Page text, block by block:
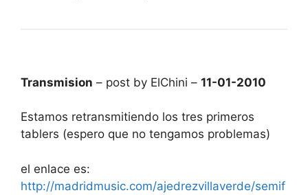
Transmision – post by ElChini – 11-01-2010
Estamos retransmitiendo los tres primeros
tablers (espero que no tengamos problemas)
el enlace es:
http://madridmusic.com/ajedrezvillaverde/semif